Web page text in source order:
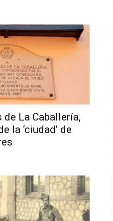
de La Caballería,
la ‘ciudad’ de